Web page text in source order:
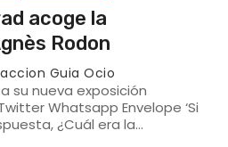
acoge la
Rodon
Guia Ocio
su nueva exposición
Whatsapp Envelope ‘Si
¿Cuál era la…